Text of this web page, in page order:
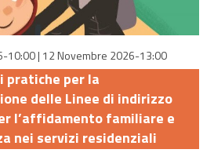
10:00| 12 Novembre 2026-13:00
pratiche per la
delle Linee di indirizzo
l’affidamento familiare e
nei servizi residenziali